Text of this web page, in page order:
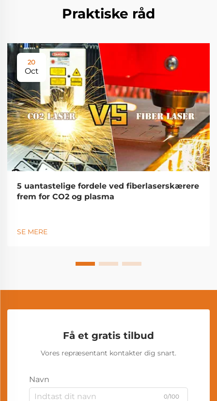
Praktiske råd
20
Oct
5 uantastelige fordele ved fiberlaserskærere
frem for CO2 og plasma
SE MERE
Få et gratis tilbud
Vores repræsentant kontakter dig snart.
Navn
0/100